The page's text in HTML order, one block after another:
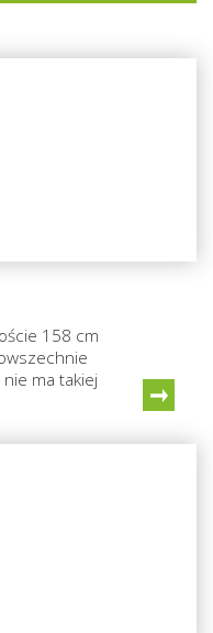
158 cm
ma takiej